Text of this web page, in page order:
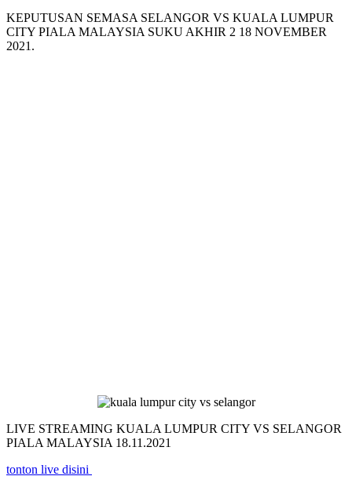
KEPUTUSAN SEMASA SELANGOR VS KUALA LUMPUR
CITY PIALA MALAYSIA SUKU AKHIR 2 18 NOVEMBER
2021.
LIVE STREAMING KUALA LUMPUR CITY VS SELANGOR
PIALA MALAYSIA 18.11.2021
tonton live disini